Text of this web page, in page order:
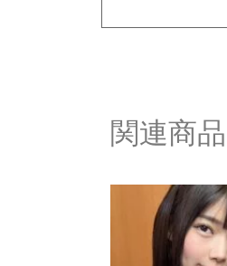
関連商品